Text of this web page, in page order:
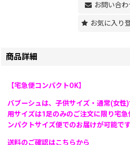
お問い合わ
お気に入り
商品詳細
【宅急便コンパクトOK】
バブーシュは、子供サイズ・通常(女性
用サイズは1足のみのご注文に限り宅
ンパクトサイズ便でのお届けが可能です
送料のご確認はこちらから